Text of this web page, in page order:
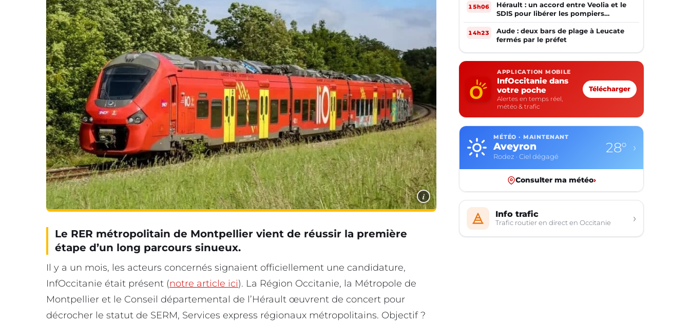
i
Le RER métropolitain de Montpellier vient de réussir la première
étape d’un long parcours sinueux.
Il y a un mois, les acteurs concernés signaient officiellement une candidature,
InfOccitanie était présent (notre article ici). La Région Occitanie, la Métropole de
Montpellier et le Conseil départemental de l’Hérault œuvrent de concert pour
décrocher le statut de SERM, Services express régionaux métropolitains. Objectif ?
15h06
Hérault : un accord entre Veolia et le
SDIS pour libérer les pompiers
volontaires
14h23
Aude : deux bars de plage à Leucate
fermés par le préfet
APPLICATION MOBILE
InfOccitanie dans
votre poche
Alertes en temps réel,
météo & trafic
Télécharger
MÉTÉO · MAINTENANT
Aveyron
Rodez · Ciel dégagé
28° ›
Consulter ma météo›
Info trafic
Trafic routier en direct en Occitanie ›